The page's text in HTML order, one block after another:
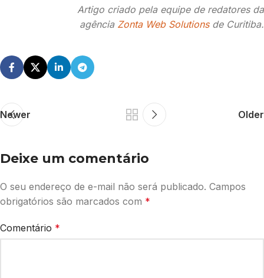
Artigo criado pela equipe de redatores da
agência Zonta Web Solutionsde Curitiba.
Newer Older
Deixe um comentário
O seu endereço de e-mail não será publicado. Campos
obrigatórios são marcados com *
Comentário *